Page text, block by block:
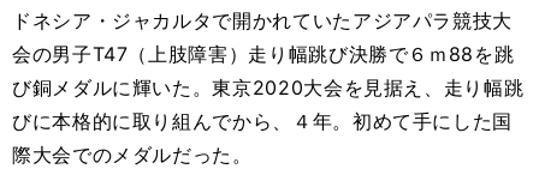
ドネシア・ジャカルタで開かれていたアジアパラ競技大
会の男子T47（上肢障害）走り幅跳び決勝で６ｍ88を跳
び銅メダルに輝いた。東京2020大会を見据え、走り幅跳
びに本格的に取り組んでから、４年。初めて手にした国
際大会でのメダルだった。